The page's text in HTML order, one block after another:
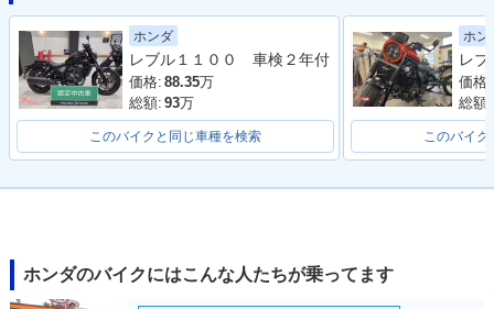
ホンダ
レブル１１００ 車検２年付
価格: 88.35万
総額: 93万
このバイクと同じ車種を検索
ホン
価格:
総額:
このバイク
ホンダのバイクにはこんな人たちが乗ってます